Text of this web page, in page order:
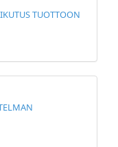
TUOTTOON